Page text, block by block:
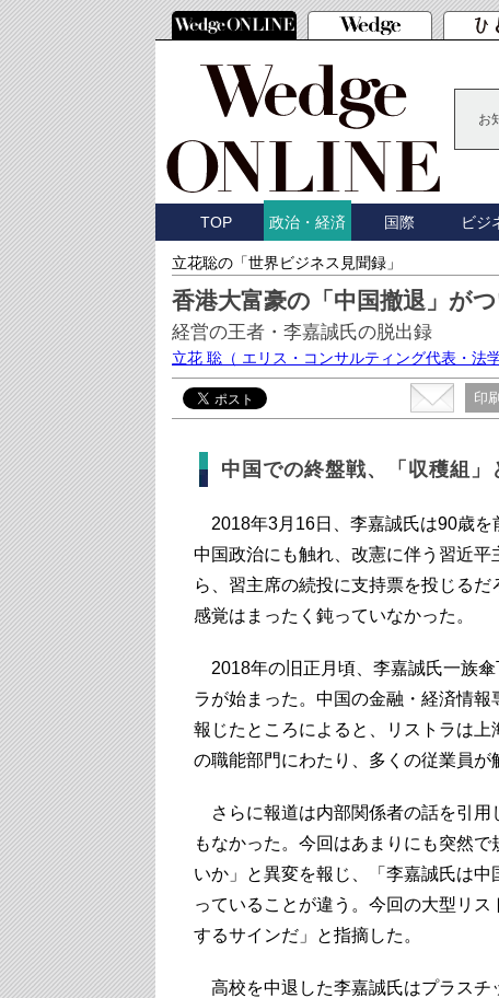
お
TOP 政治・経済 国際 ビジ
立花聡の「世界ビジネス見聞録」
香港大富豪の「中国撤退」が
経営の王者・李嘉誠氏の脱出録
立花 聡 （ エリス・コンサルティング代表・法
印
中国での終盤戦、「収穫組」
2018年3月16日、李嘉誠氏は90歳を
中国政治にも触れ、改憲に伴う習近
ら、習主席の続投に支持票を投じる
感覚はまったく鈍っていなかった。
2018年の旧正月頃、李嘉誠氏一族傘
ラが始まった。中国の金融・経済情
報じたところによると、リストラは
の職能部門にわたり、多くの従業員が
さらに報道は内部関係者の話を引用
もなかった。今回はあまりにも突然
いか」と異変を報じ、「李嘉誠氏は
っていることが違う。今回の大型リ
するサインだ」と指摘した。
高校を中退した李嘉誠氏はプラスチ